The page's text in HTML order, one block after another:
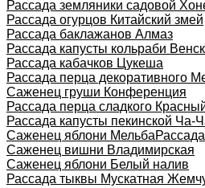
Рассада земляники садовой
Рассада огурцов Китайский змей
Рассада баклажанов Алмаз
Рассада капусты кольраби
Рассада кабачков Цукеша
Рассада перца декоративного
Саженец груши Конференция
Рассада перца сладкого
Рассада капусты пекинской Ча-
Саженец яблони Мельба
Саженец вишни Владимирская
Саженец яблони Белый налив
Рассада тыквы Мускатная